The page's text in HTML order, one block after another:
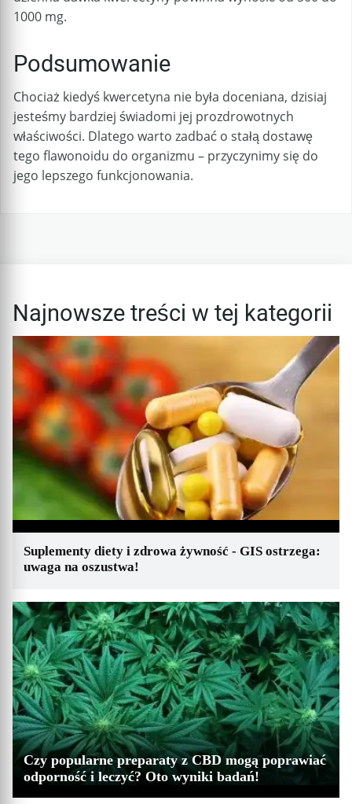
1000 mg.
Podsumowanie
Chociaż kiedyś kwercetyna nie była doceniana, dzisiaj
jesteśmy bardziej świadomi jej prozdrowotnych
właściwości. Dlatego warto zadbać o stałą dostawę
tego flawonoidu do organizmu – przyczynimy się do
jego lepszego funkcjonowania.
Najnowsze treści w tej kategorii
Suplementy diety i zdrowa żywność - GIS ostrzega:
uwaga na oszustwa!
Czy popularne preparaty z CBD mogą poprawiać
odporność i leczyć? Oto wyniki badań!